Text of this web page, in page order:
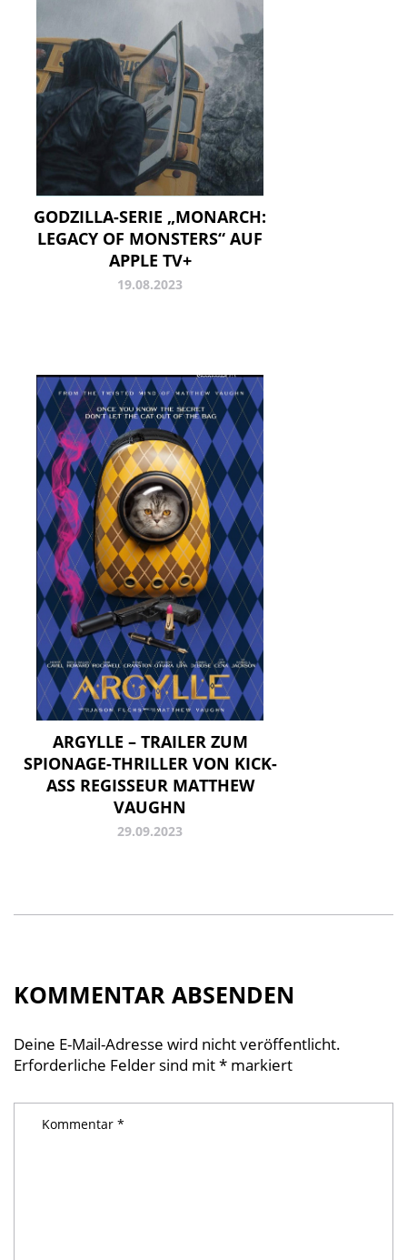
GODZILLA-SERIE „MONARCH:
LEGACY OF MONSTERS“ AUF
APPLE TV+
19.08.2023
ARGYLLE – TRAILER ZUM
SPIONAGE-THRILLER VON KICK-
ASS REGISSEUR MATTHEW
VAUGHN
29.09.2023
KOMMENTAR ABSENDEN
Deine E-Mail-Adresse wird nicht veröffentlicht.
Erforderliche Felder sind mit* markiert